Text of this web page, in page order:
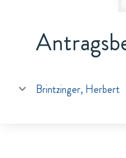
Brintzinger, Herbert